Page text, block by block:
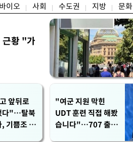
이오 사회 수도권 지방 문화
근황 "가
앞뒤로
다"…탈북
기쁨조 검
"여군 지원 막힌
UDT 훈련 직접 해봤
습니다"…707 출신